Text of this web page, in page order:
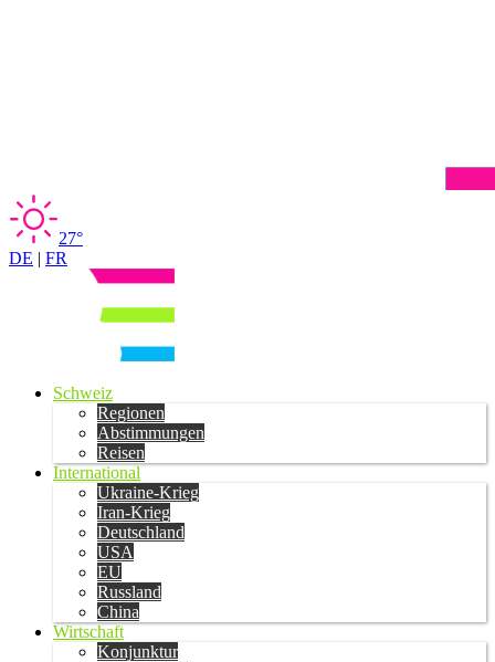
27°
DE | FR
Schweiz
Regionen
Abstimmungen
Reisen
International
Ukraine-Krieg
Iran-Krieg
Deutschland
USA
EU
Russland
China
Wirtschaft
Konjunktur